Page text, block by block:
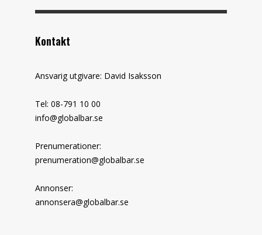
Kontakt
Ansvarig utgivare: David Isaksson
Tel: 08-791 10 00
info@globalbar.se
Prenumerationer:
prenumeration@globalbar.se
Annonser:
annonsera@globalbar.se